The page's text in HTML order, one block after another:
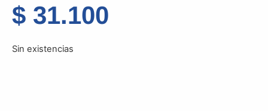
$ 31.100
Sin existencias